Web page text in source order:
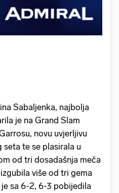
Sabaljenka, najbolja
je na Grand Slam
novu uvjerljivu
te se plasirala u
od tri dosadašnja meča
više od tri gema
sa 6-2, 6-3 pobijedila